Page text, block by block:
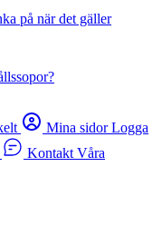
på när det gäller
Mina sidor Logga
Kontakt Våra